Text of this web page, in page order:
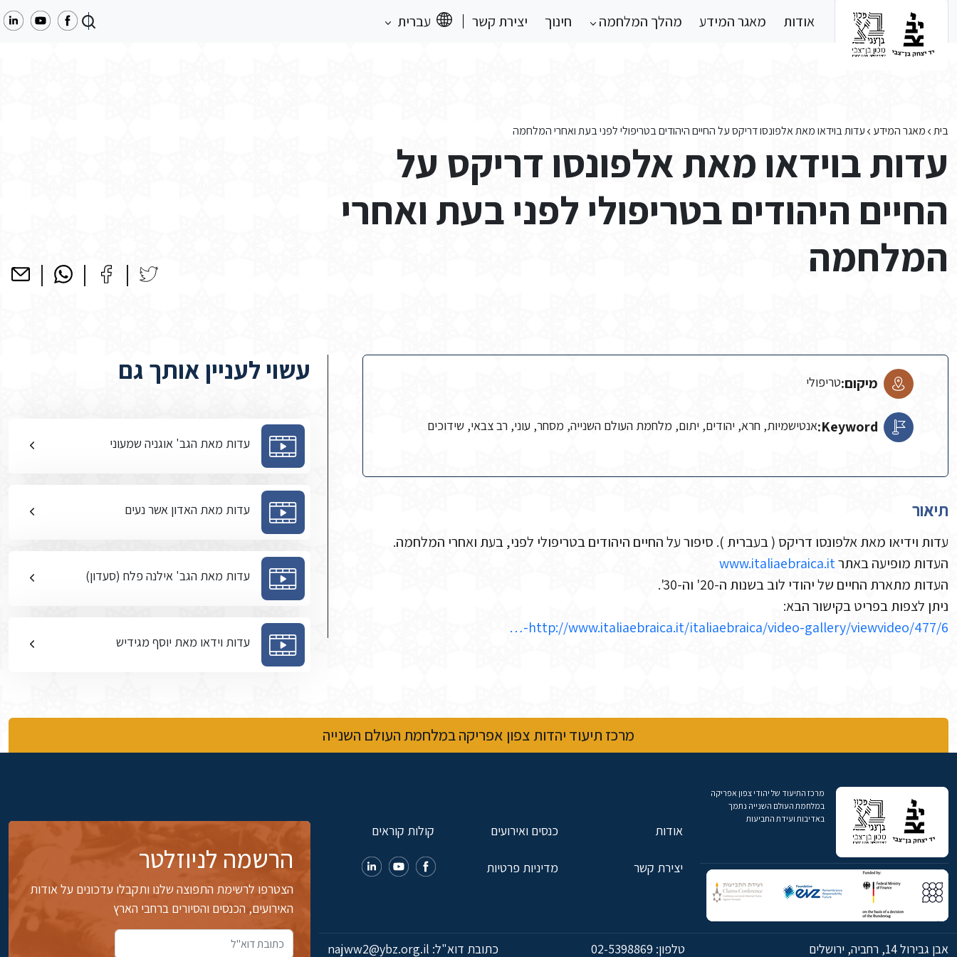
אודות מאגר המידע מהלך המלחמה חינוך יצירת קשר עברית
בית מאגר המידע עדות בוידאו מאת אלפונסו דריקס על החיים היהודים בטריפולי לפני בעת ואחרי המלחמה
עדות בוידאו מאת אלפונסו דריקס על
החיים היהודים בטריפולי לפני בעת ואחרי
המלחמה
מיקום:טריפולי
Keyword: אנטישמיות, חרא, יהודים, יתום, מלחמת העולם השנייה, מסחר, עוני, רב צבאי, שידוכים
תיאור
עדות וידיאו מאת אלפונסו דריקס ( בעברית ). סיפור על החיים היהודים בטריפולי לפני, בעת ואחרי המלחמה.
העדות מופיעה באתרwww.italiaebraica.it
העדות מתארת החיים של יהודי לוב בשנות ה-20' וה-30'.
ניתן לצפות בפריט בקישור הבא:
http://www.italiaebraica.it/italiaebraica/video-gallery/viewvideo/477/6-…
עשוי לעניין אותך גם
עדות מאת הגב' אוגניה שמעוני
עדות מאת האדון אשר נעים
עדות מאת הגב' אילנה פלח (סעדון)
עדות וידאו מאת יוסף מגידיש
מרכז תיעוד יהדות צפון אפריקה במלחמת העולם השנייה
מרכז התיעוד של יהודי צפון אפריקה
במלחמת העולם השנייה נתמך
באדיבות ועידת התביעות
אודות כנסים ואירועים קולות קוראים
יצירת קשר מדיניות פרטיות
אבן גבירול 14, רחביה, ירושלים טלפון: 02-5398869 כתובת דוא"ל: najww2@ybz.org.il
הרשמה לניוזלטר
הצטרפו לרשימת התפוצה שלנו ותקבלו עדכונים על אודות
האירועים, הכנסים והסיורים ברחבי הארץ